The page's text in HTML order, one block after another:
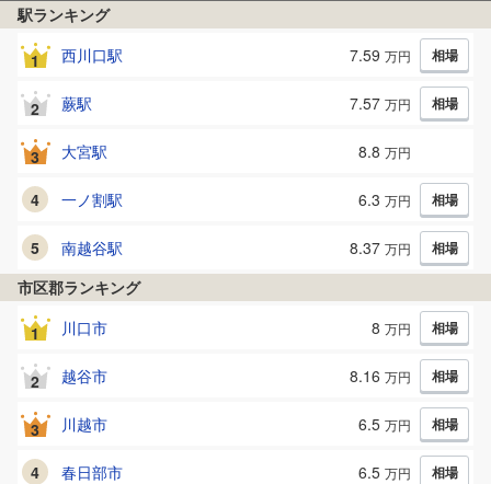
駅ランキング
1 西川口駅 7.59 万円 相場
2 蕨駅 7.57 万円 相場
3 大宮駅 8.8 万円
4 一ノ割駅 6.3 万円 相場
5 南越谷駅 8.37 万円 相場
市区郡ランキング
1 川口市 8 万円 相場
2 越谷市 8.16 万円 相場
3 川越市 6.5 万円 相場
4 春日部市 6.5 万円 相場